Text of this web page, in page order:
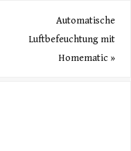
Automatische
Luftbefeuchtung mit
Homematic »